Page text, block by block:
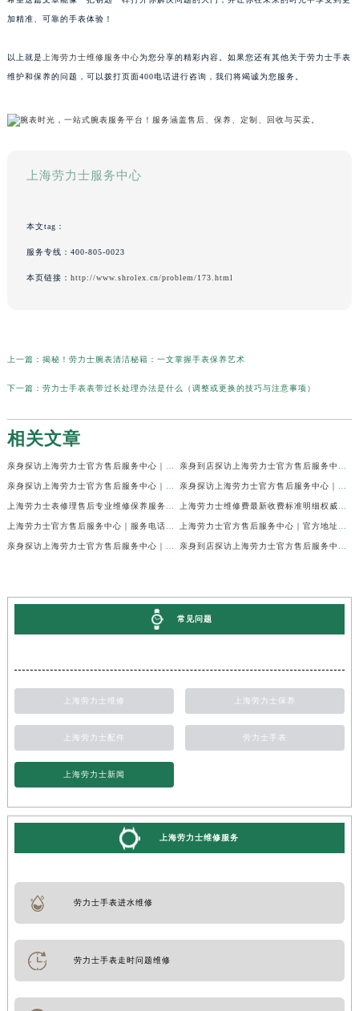
加精准、可靠的手表体验！
以上就是 上海劳力士维修服务中心为您分享的精彩内容。如果您还有其他关于劳力士手表
维护和保养的问题，可以拨打页面400电话进行咨询，我们将竭诚为您服务。
上海劳力士服务中心
本文tag：
服务专线： 400-805-0023
本页链接： http://www.shrolex.cn/problem/173.html
上一篇： 揭秘！劳力士腕表清洁秘籍：一文掌握手表保养艺术
下一篇： 劳力士手表表带过长处理办法是什么（调整或更换的技巧与注意事项）
相关文章
常见问题
上海劳力士维修 上海劳力士保养
上海劳力士配件 劳力士手表
上海劳力士新闻
上海劳力士维修服务
劳力士手表进水维修
劳力士手表走时问题维修